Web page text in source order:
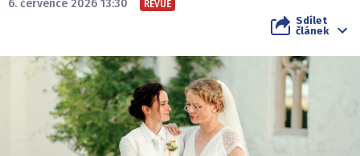
6. července 2026 13:30
REVUE
Sdílet
článek